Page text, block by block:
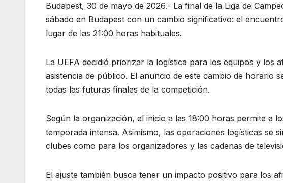
Budapest, 30 de mayo de 2026.- La final de la Liga de
sábado en Budapest con un cambio significativo: el
lugar de las 21:00 horas habituales.
La UEFA decidió priorizar la logística para los equipos y los
asistencia de público. El anuncio de este cambio de horario
todas las futuras finales de la competición.
Según la organización, el inicio a las 18:00 horas permite a
temporada intensa. Asimismo, las operaciones logísticas se
clubes como para los organizadores y las cadenas de
El ajuste también busca tener un impacto positivo para los